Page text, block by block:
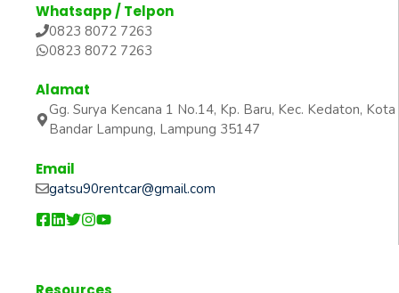
Whatsapp / Telpon
0823 8072 7263
0823 8072 7263
Alamat
Gg. Surya Kencana 1 No.14, Kp. Baru, Kec. Kedaton, Kota
Bandar Lampung, Lampung 35147
Email
gatsu90rentcar@gmail.com